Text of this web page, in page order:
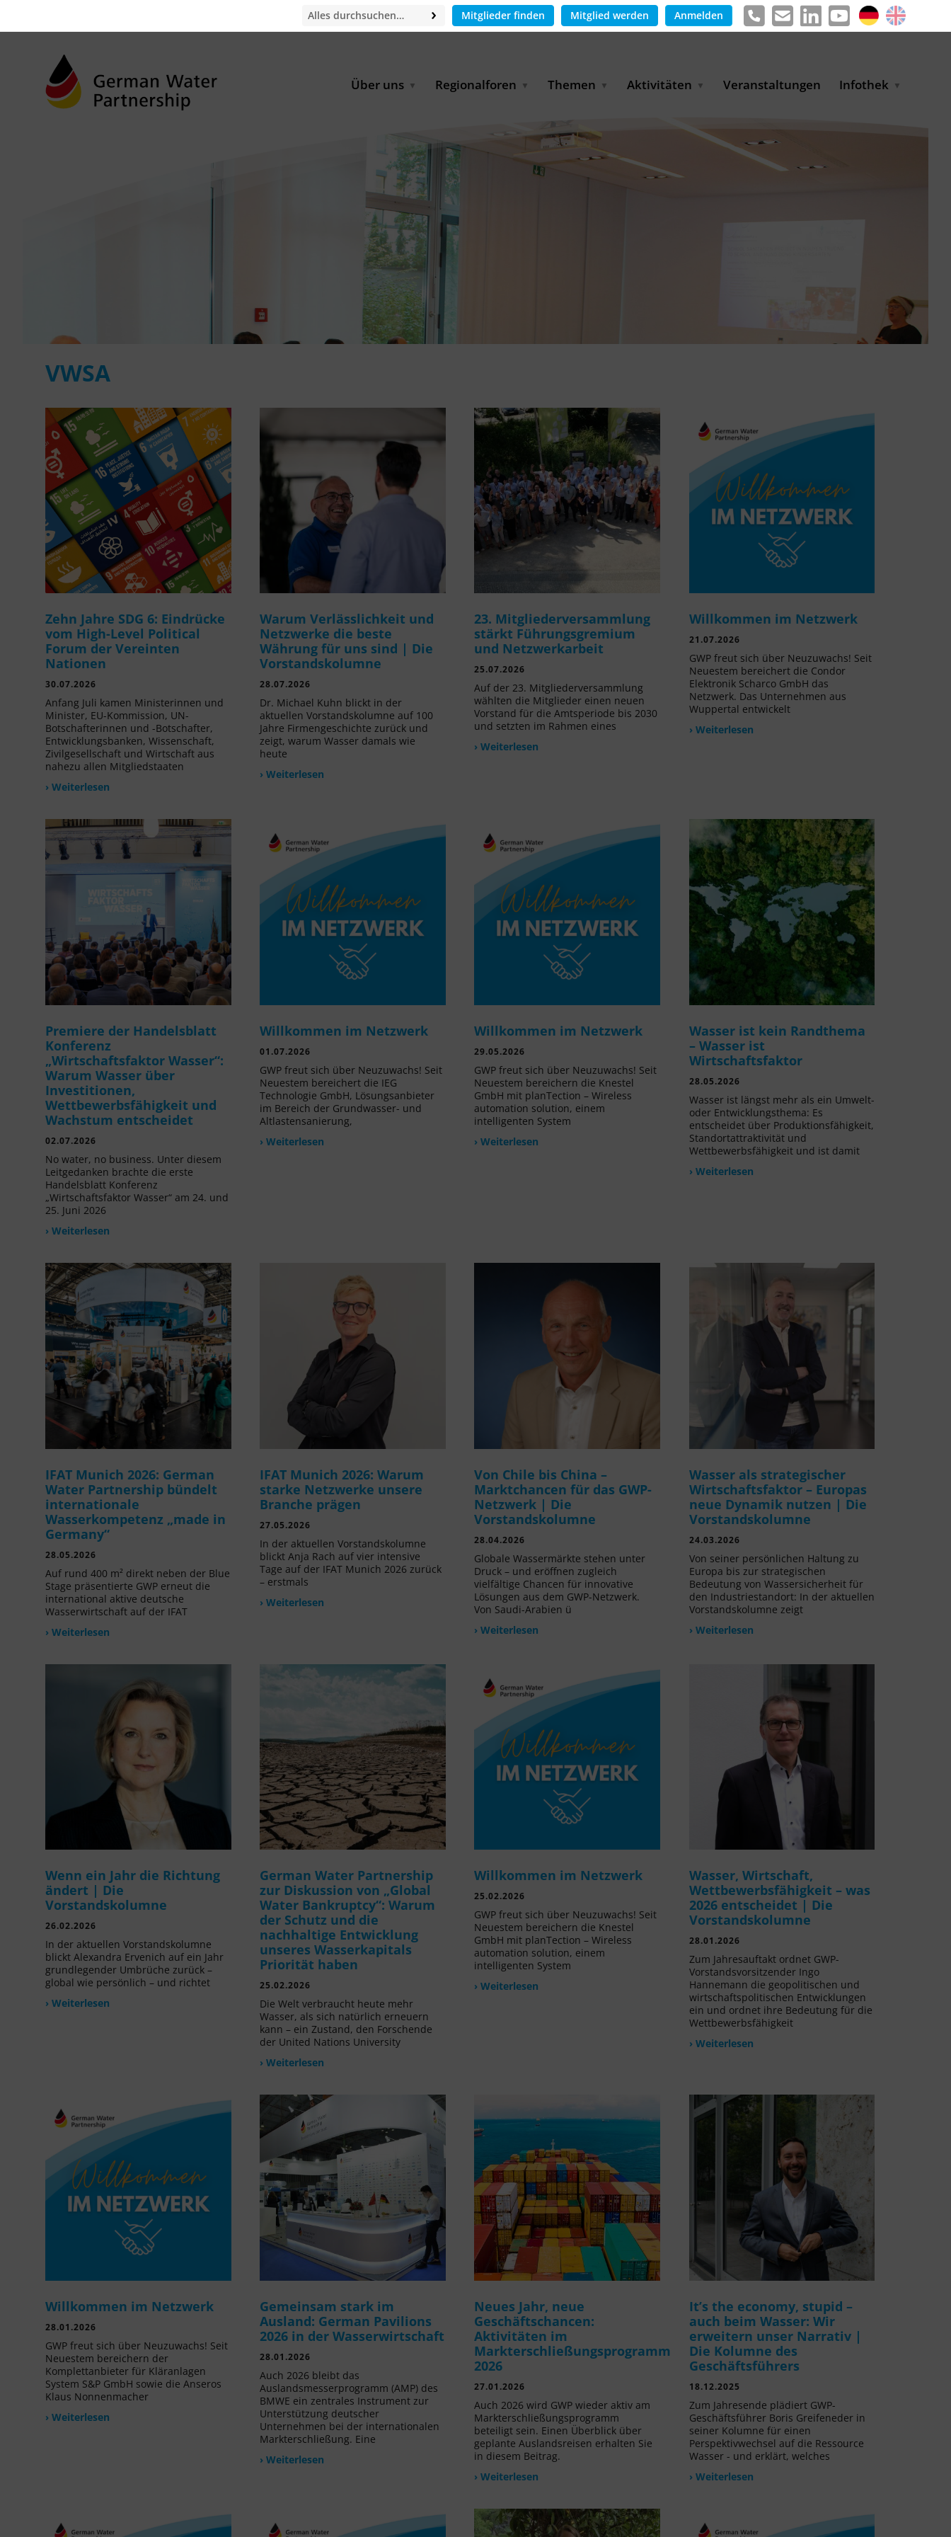
Mitglieder finden Mitglied werden Anmelden
Über uns
Geschäftsstelle
Partner & Kooperationen
Mitglieder
Karriere
Kontakt
Regionalforen
Europa
Lateinamerika
Middle East
Nordafrika
Ostasien
Süd- & Südostasien
Themen
Industriewasserwirtschaft
Landwirtschaftliche
Bewässerung und
Wiederverwendung
Aktivitäten
WASANet | Vernetzungs-
und Transferprojekt
Veranstaltungen Infothek
Positionen
Publikationen
VWSA
Zehn Jahre SDG 6: Eindrücke
vom High-Level Political
Forum der Vereinten
Nationen
30.07.2026
Anfang Juli kamen Ministerinnen und
Minister, EU-Kommission, UN-
Botschafterinnen und -Botschafter,
Entwicklungsbanken, Wissenschaft,
Zivilgesellschaft und Wirtschaft aus
nahezu allen Mitgliedstaaten
› Weiterlesen
Warum Verlässlichkeit und
Netzwerke die beste
Währung für uns sind | Die
Vorstandskolumne
28.07.2026
Dr. Michael Kuhn blickt in der
aktuellen Vorstandskolumne auf 100
Jahre Firmengeschichte zurück und
zeigt, warum Wasser damals wie
heute
› Weiterlesen
23. Mitgliederversammlung
stärkt Führungsgremium
und Netzwerkarbeit
25.07.2026
Auf der 23. Mitgliederversammlung
wählten die Mitglieder einen neuen
Vorstand für die Amtsperiode bis 2030
und setzten im Rahmen eines
› Weiterlesen
Willkommen im Netzwerk
21.07.2026
GWP freut sich über Neuzuwachs! Seit
Neuestem bereichert die Condor
Elektronik Scharco GmbH das
Netzwerk. Das Unternehmen aus
Wuppertal entwickelt
› Weiterlesen
Premiere der Handelsblatt
Konferenz
„Wirtschaftsfaktor Wasser“:
Warum Wasser über
Investitionen,
Wettbewerbsfähigkeit und
Wachstum entscheidet
02.07.2026
No water, no business. Unter diesem
Leitgedanken brachte die erste
Handelsblatt Konferenz
„Wirtschaftsfaktor Wasser“ am 24. und
25. Juni 2026
› Weiterlesen
Willkommen im Netzwerk
01.07.2026
GWP freut sich über Neuzuwachs! Seit
Neuestem bereichert die IEG
Technologie GmbH, Lösungsanbieter
im Bereich der Grundwasser- und
Altlastensanierung,
› Weiterlesen
Willkommen im Netzwerk
29.05.2026
GWP freut sich über Neuzuwachs! Seit
Neuestem bereichern die Knestel
GmbH mit planTection – Wireless
automation solution, einem
intelligenten System
› Weiterlesen
Wasser ist kein Randthema
– Wasser ist
Wirtschaftsfaktor
28.05.2026
Wasser ist längst mehr als ein Umwelt-
oder Entwicklungsthema: Es
entscheidet über Produktionsfähigkeit,
Standortattraktivität und
Wettbewerbsfähigkeit und ist damit
› Weiterlesen
IFAT Munich 2026: German
Water Partnership bündelt
internationale
Wasserkompetenz „made in
Germany“
28.05.2026
Auf rund 400 m² direkt neben der Blue
Stage präsentierte GWP erneut die
international aktive deutsche
Wasserwirtschaft auf der IFAT
› Weiterlesen
IFAT Munich 2026: Warum
starke Netzwerke unsere
Branche prägen
27.05.2026
In der aktuellen Vorstandskolumne
blickt Anja Rach auf vier intensive
Tage auf der IFAT Munich 2026 zurück
– erstmals
› Weiterlesen
Von Chile bis China –
Marktchancen für das GWP-
Netzwerk | Die
Vorstandskolumne
28.04.2026
Globale Wassermärkte stehen unter
Druck – und eröffnen zugleich
vielfältige Chancen für innovative
Lösungen aus dem GWP-Netzwerk.
Von Saudi-Arabien ü
› Weiterlesen
Wasser als strategischer
Wirtschaftsfaktor – Europas
neue Dynamik nutzen | Die
Vorstandskolumne
24.03.2026
Von seiner persönlichen Haltung zu
Europa bis zur strategischen
Bedeutung von Wassersicherheit für
den Industriestandort: In der aktuellen
Vorstandskolumne zeigt
› Weiterlesen
Wenn ein Jahr die Richtung
ändert | Die
Vorstandskolumne
26.02.2026
In der aktuellen Vorstandskolumne
blickt Alexandra Ervenich auf ein Jahr
grundlegender Umbrüche zurück –
global wie persönlich – und richtet
› Weiterlesen
German Water Partnership
zur Diskussion von „Global
Water Bankruptcy“: Warum
der Schutz und die
nachhaltige Entwicklung
unseres Wasserkapitals
Priorität haben
25.02.2026
Die Welt verbraucht heute mehr
Wasser, als sich natürlich erneuern
kann – ein Zustand, den Forschende
der United Nations University
› Weiterlesen
Willkommen im Netzwerk
25.02.2026
GWP freut sich über Neuzuwachs! Seit
Neuestem bereichern die Knestel
GmbH mit planTection – Wireless
automation solution, einem
intelligenten System
› Weiterlesen
Wasser, Wirtschaft,
Wettbewerbsfähigkeit – was
2026 entscheidet | Die
Vorstandskolumne
28.01.2026
Zum Jahresauftakt ordnet GWP-
Vorstandsvorsitzender Ingo
Hannemann die geopolitischen und
wirtschaftspolitischen Entwicklungen
ein und ordnet ihre Bedeutung für die
Wettbewerbsfähigkeit
› Weiterlesen
Willkommen im Netzwerk
28.01.2026
GWP freut sich über Neuzuwachs! Seit
Neuestem bereichern der
Komplettanbieter für Kläranlagen
System S&P GmbH sowie die Anseros
Klaus Nonnenmacher
› Weiterlesen
Gemeinsam stark im
Ausland: German Pavilions
2026 in der Wasserwirtschaft
28.01.2026
Auch 2026 bleibt das
Auslandsmesserprogramm (AMP) des
BMWE ein zentrales Instrument zur
Unterstützung deutscher
Unternehmen bei der internationalen
Markterschließung. Eine
› Weiterlesen
Neues Jahr, neue
Geschäftschancen:
Aktivitäten im
Markterschließungsprogramm
2026
27.01.2026
Auch 2026 wird GWP wieder aktiv am
Markterschließungsprogramm
beteiligt sein. Einen Überblick über
geplante Auslandsreisen erhalten Sie
in diesem Beitrag.
› Weiterlesen
It’s the economy, stupid –
auch beim Wasser: Wir
erweitern unser Narrativ |
Die Kolumne des
Geschäftsführers
18.12.2025
Zum Jahresende plädiert GWP-
Geschäftsführer Boris Greifeneder in
seiner Kolumne für einen
Perspektivwechsel auf die Ressource
Wasser - und erklärt, welches
› Weiterlesen